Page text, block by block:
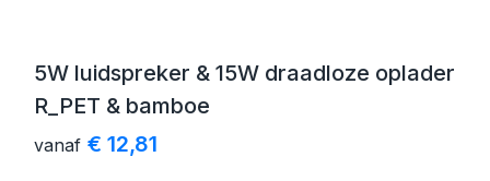
5W luidspreker & 15W draadloze oplader
R_PET & bamboe
vanaf € 12,81